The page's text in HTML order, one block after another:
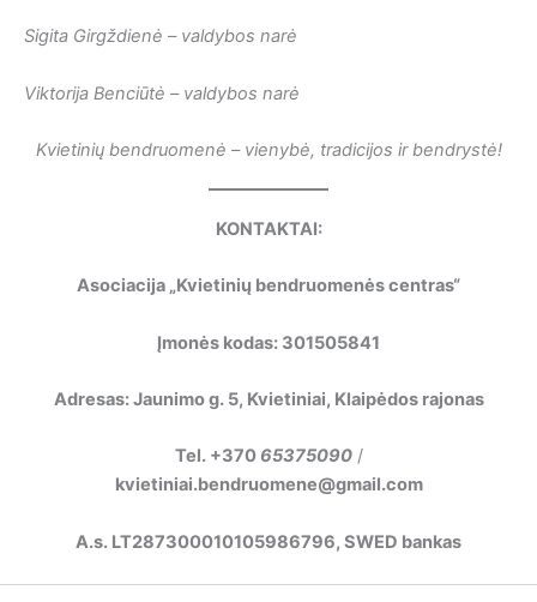
Sigita Girgždienė – valdybos narė
Viktorija Benciūtė – valdybos narė
Kvietinių bendruomenė – vienybė, tradicijos ir bendrystė!
KONTAKTAI:
Asociacija „Kvietinių bendruomenės centras“
Įmonės kodas: 301505841
Adresas: Jaunimo g. 5, Kvietiniai, Klaipėdos rajonas
Tel. +370 65375090/
kvietiniai.bendruomene@gmail.com
A.s. LT287300010105986796, SWED bankas